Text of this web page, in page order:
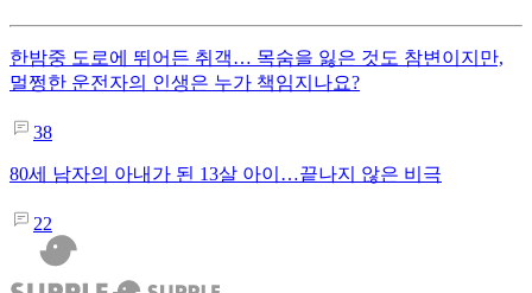
한밤중 도로에 뛰어든 취객… 목숨을 잃은 것도 참변이지만,
멀쩡한 운전자의 인생은 누가 책임지나요?
38
80세 남자의 아내가 된 13살 아이…끝나지 않은 비극
22